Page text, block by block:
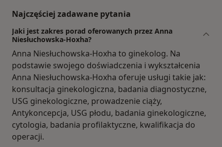
Najczęściej zadawane pytania
Jaki jest zakres porad oferowanych przez Anna
Niesłuchowska-Hoxha?
Anna Niesłuchowska-Hoxha to ginekolog. Na
podstawie swojego doświadczenia i wykształcenia
Anna Niesłuchowska-Hoxha oferuje usługi takie jak:
konsultacja ginekologiczna, badania diagnostyczne,
USG ginekologiczne, prowadzenie ciąży,
Antykoncepcja, USG płodu, badania ginekologiczne,
cytologia, badania profilaktyczne, kwalifikacja do
operacji.